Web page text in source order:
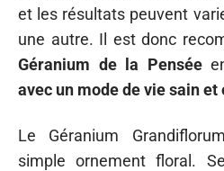
et les résultats peuvent
une autre. Il est donc
Géranium de la Pensée
avec un mode de vie sain
Le Géranium
simple ornement floral.